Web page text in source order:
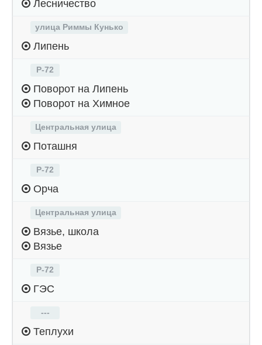
Лесничество
улица Риммы Кунько
Липень
Р-72
Поворот на Липень
Поворот на Химное
Центральная улица
Поташня
Р-72
Орча
Центральная улица
Вязье, школа
Вязье
Р-72
ГЭС
---
Теплухи